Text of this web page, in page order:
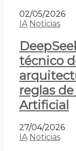
02/05/2026
IA Noticias
técnico
reglas
Artificial
27/04/2026
IA Noticias